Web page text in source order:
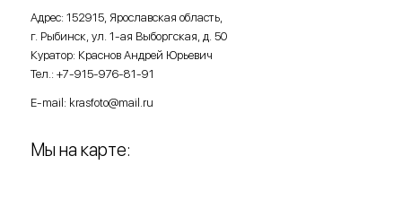
Адрес: 152915, Ярославская область,
г. Рыбинск, ул. 1-ая Выборгская, д. 50
Куратор: Краснов Андрей Юрьевич
Тел.: +7-915-976-81-91
E-mail: krasfoto@mail.ru
Мы на карте: